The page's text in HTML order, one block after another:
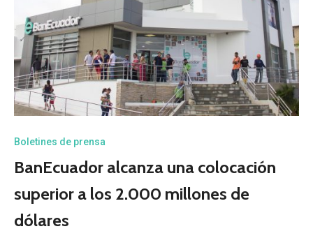
Boletines de prensa
BanEcuador alcanza una colocación
superior a los 2.000 millones de
dólares